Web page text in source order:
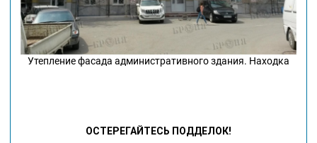
Утепление фасада административного здания. Находка
ОСТЕРЕГАЙТЕСЬ ПОДДЕЛОК!